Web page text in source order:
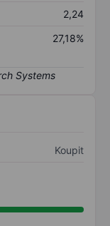
2,24
27,18%
Koupit